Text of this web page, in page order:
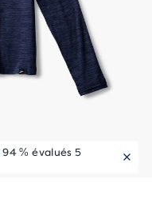
94 % évalués 5